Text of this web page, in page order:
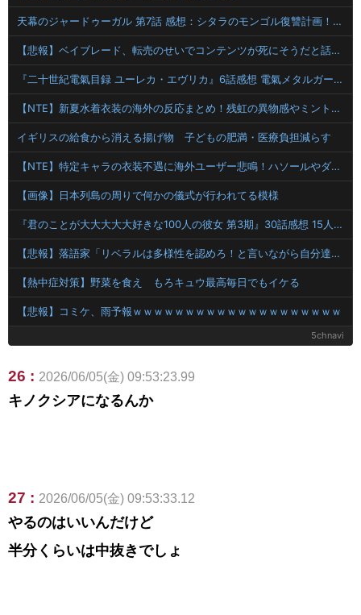
天幕のジャードゥーガル 第7話 感想：シタラのモンゴル復讐計画！兄弟をなんとか仲違いせねば！
【悲報】ベイブレード、転売のせいでコンテンツが死にそうだと話題に
『二十世紀電氣目録 ユーレカ・エヴリカ』6話感想 電氣メタルガールズバンド爆誕
【NTE】新夏水着衣装の海外の反応まとめ！残虹の異物感やミントの衣装が超話題に
イギリスの給食から消える揚げ物 子どもの肥満・医療負担減らす
【NTE】特定キャラの衣装不遇に海外ユーザー悲鳴！ハソールやダフォディールスキン望む声まとめ
【画像】日本列島の周りで何かの儀式が行われてる模様
『君のことが大大大大大好きな100人の彼女 第3期』30話感想 15人目の彼女、茂見紅葉が登場！
【悲報】落語家「リベラルは多様性を認めろ！と言いながら自分達と違う意見には執拗に攻撃してくる！」ｗｗｗｗｗｗｗｗｗｗｗｗｗｗ【HotTweets】
【熱中症対策】野菜を食え もろキュウ最高毎日でもイケる
【悲報】コミケ、雨予報ｗｗｗｗｗｗｗｗｗｗｗｗｗｗｗｗｗｗｗｗ
5chnavi
26 : 2026/06/05(金) 09:53:23.99
キノクシアになるんか
27 : 2026/06/05(金) 09:53:33.12
やるのはいいんだけど
半分くらいは中抜きでしょ